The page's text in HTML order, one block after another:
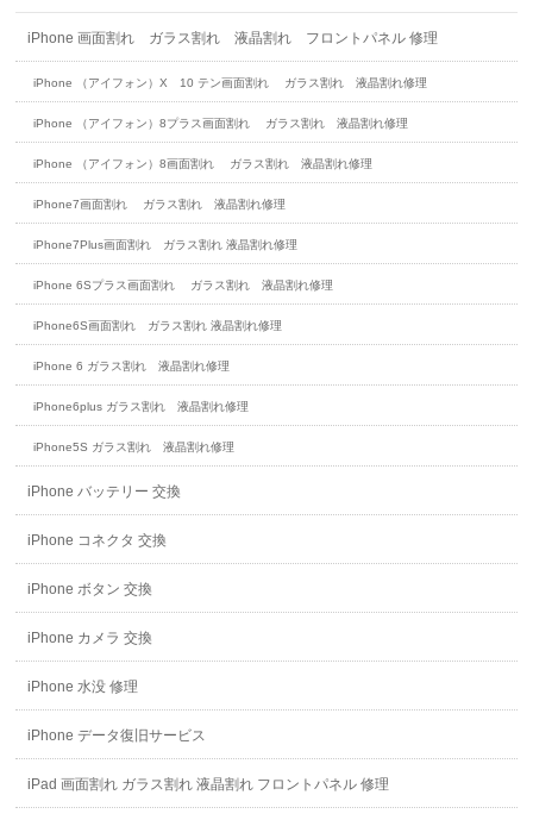
iPhone 画面割れ ガラス割れ 液晶割れ フロントパネル 修理
iPhone （アイフォン）X 10 テン画面割れ ガラス割れ 液晶割れ修理
iPhone （アイフォン）8プラス画面割れ ガラス割れ 液晶割れ修理
iPhone （アイフォン）8画面割れ ガラス割れ 液晶割れ修理
iPhone7画面割れ ガラス割れ 液晶割れ修理
iPhone7Plus画面割れ ガラス割れ 液晶割れ修理
iPhone 6Sプラス画面割れ ガラス割れ 液晶割れ修理
iPhone6S画面割れ ガラス割れ 液晶割れ修理
iPhone 6 ガラス割れ 液晶割れ修理
iPhone6plus ガラス割れ 液晶割れ修理
iPhone5S ガラス割れ 液晶割れ修理
iPhone バッテリー 交換
iPhone コネクタ 交換
iPhone ボタン 交換
iPhone カメラ 交換
iPhone 水没 修理
iPhone データ復旧サービス
iPad 画面割れ ガラス割れ 液晶割れ フロントパネル 修理